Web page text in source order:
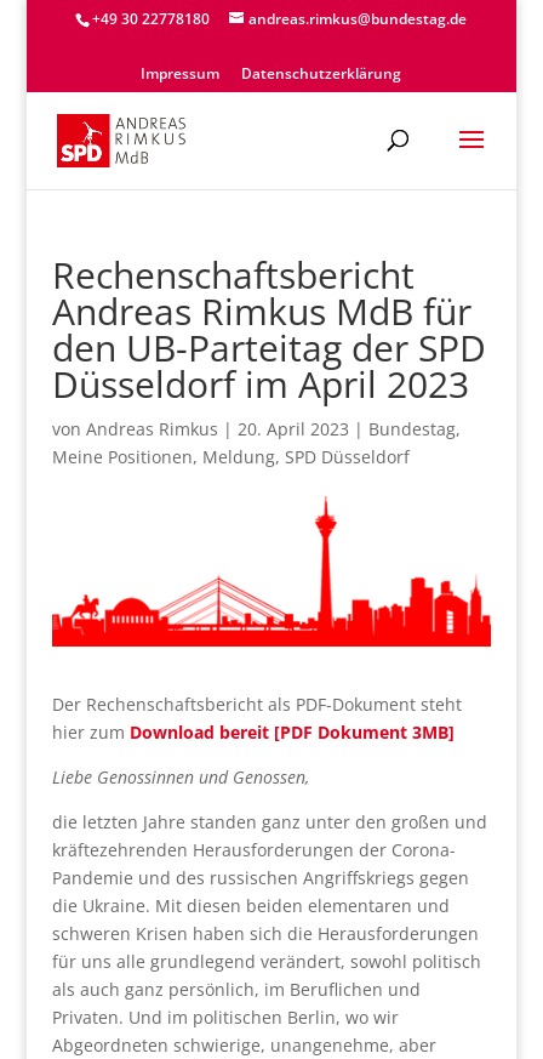
+49 30 22778180 andreas.rimkus@bundestag.de
Impressum Datenschutzerklärung
Rechenschaftsbericht
Andreas Rimkus MdB für
den UB-Parteitag der SPD
Düsseldorf im April 2023
von Andreas Rimkus | 20. April 2023 | Bundestag,
Meine Positionen, Meldung, SPD Düsseldorf
Der Rechenschaftsbericht als PDF-Dokument steht
hier zum Download bereit [PDF Dokument 3MB]
Liebe Genossinnen und Genossen,
die letzten Jahre standen ganz unter den großen und
kräftezehrenden Herausforderungen der Corona-
Pandemie und des russischen Angriffskriegs gegen
die Ukraine. Mit diesen beiden elementaren und
schweren Krisen haben sich die Herausforderungen
für uns alle grundlegend verändert, sowohl politisch
als auch ganz persönlich, im Beruflichen und
Privaten. Und im politischen Berlin, wo wir
Abgeordneten schwierige, unangenehme, aber